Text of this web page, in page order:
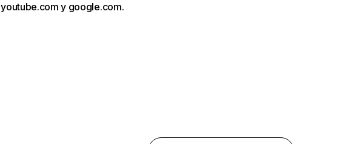
youtube.com y google.com.